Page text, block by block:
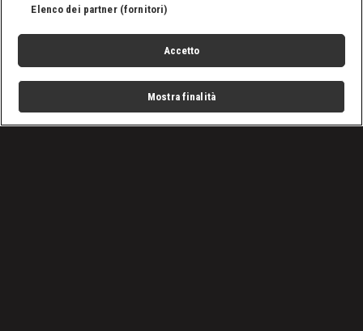
Elenco dei partner (fornitori)
Accetto
Mostra finalità